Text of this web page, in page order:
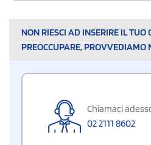
NON RIESCI AD INSERIRE IL TUO
PREOCCUPARE, PROVVEDIAMO
Chiamaci
02 2111 8602